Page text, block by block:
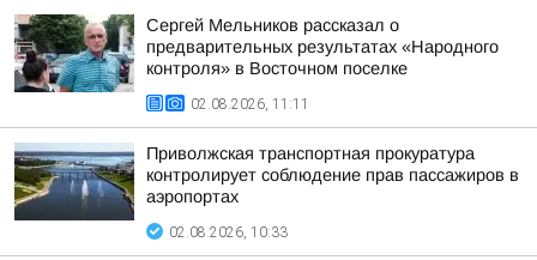
Сергей Мельников рассказал о
предварительных результатах «Народного
контроля» в Восточном поселке
02.08.2026, 11:11
Приволжская транспортная прокуратура
контролирует соблюдение прав пассажиров в
аэропортах
02.08.2026, 10:33